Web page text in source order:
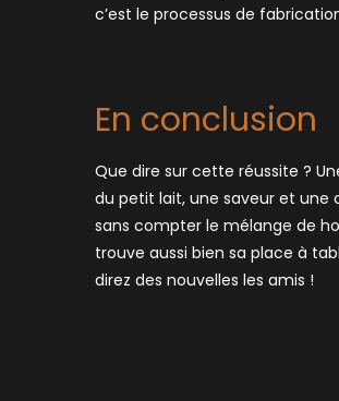
c’est le processus de
En conclusion
Que dire sur cette réussite ?
du petit lait, une saveur et
sans compter le mélange de
trouve aussi bien sa place à
direz des nouvelles les amis !